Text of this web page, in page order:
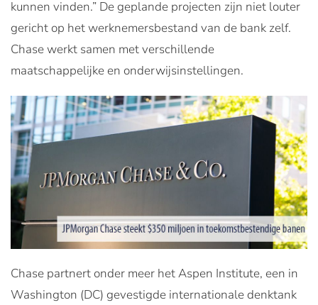
kunnen vinden.” De geplande projecten zijn niet louter
gericht op het werknemersbestand van de bank zelf.
Chase werkt samen met verschillende
maatschappelijke en onderwijsinstellingen.
Chase partnert onder meer het Aspen Institute, een in
Washington (DC) gevestigde internationale denktank